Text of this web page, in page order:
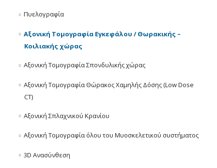
Πυελογραφία
Αξονική Τομογραφία Εγκεφάλου / Θωρακικής –
Κοιλιακής χώρας
Αξονική Τομογραφία Σπονδυλικής χώρας
Αξονική Τομογραφία Θώρακος Χαμηλής Δόσης (Low Dose
CT)
Αξονική Σπλαχνικού Κρανίου
Αξονική Τομογραφία όλου του Μυοσκελετικού συστήματος
3D Ανασύνθεση